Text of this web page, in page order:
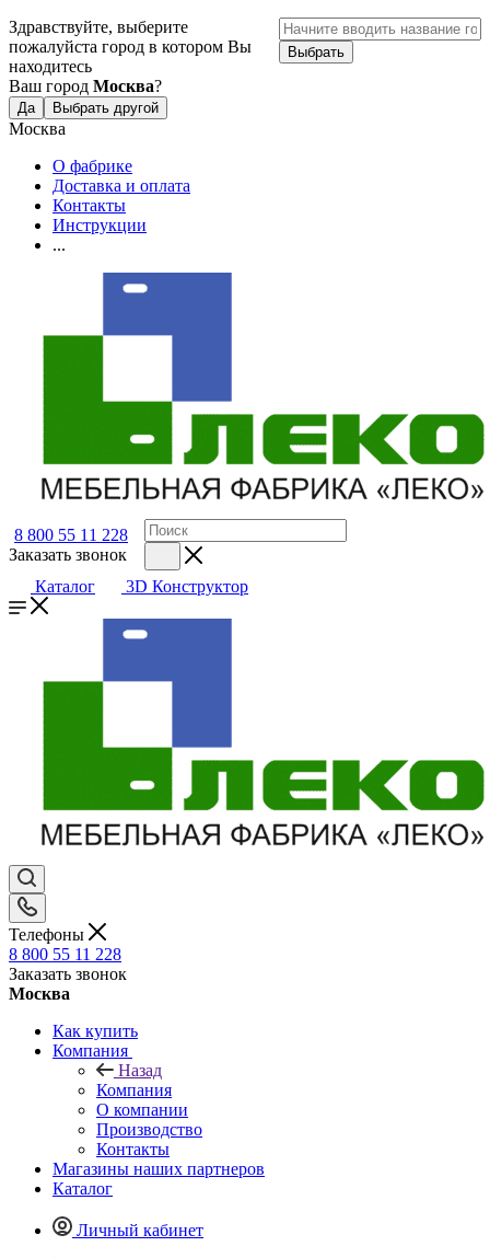
Здравствуйте, выберите
пожалуйста город в котором Вы
находитесь
Ваш город Москва?
Да Выбрать другой
Выбрать
Москва
О фабрике
Доставка и оплата
Контакты
Инструкции
...
8 800 55 11 228
Заказать звонок
Каталог
3D Конструктор
Телефоны
8 800 55 11 228
Заказать звонок
Москва
Как купить
Компания
Назад
Компания
О компании
Производство
Контакты
Магазины наших партнеров
Каталог
Личный кабинет